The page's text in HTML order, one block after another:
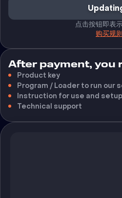
点击按钮即表
购买规则
After payment, you
Product key
Program / Loader to run our
Instruction for use and setup
Technical support